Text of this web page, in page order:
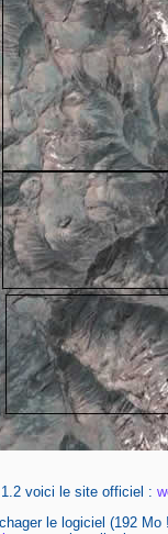
voici le site officiel :
le logiciel (192 Mo